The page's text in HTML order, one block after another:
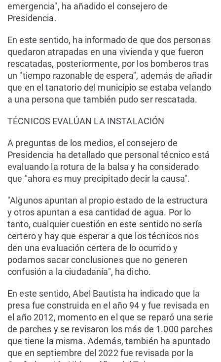
emergencia", ha añadido el consejero de
Presidencia.
En este sentido, ha informado de que dos personas
quedaron atrapadas en una vivienda y que fueron
rescatadas, posteriormente, por los bomberos tras
un "tiempo razonable de espera", además de añadir
que en el tanatorio del municipio se estaba velando
a una persona que también pudo ser rescatada.
TÉCNICOS EVALÚAN LA INSTALACIÓN
A preguntas de los medios, el consejero de
Presidencia ha detallado que personal técnico está
evaluando la rotura de la balsa y ha considerado
que "ahora es muy precipitado decir la causa".
"Algunos apuntan al propio estado de la estructura
y otros apuntan a esa cantidad de agua. Por lo
tanto, cualquier cuestión en este sentido no sería
certero y hay que esperar a que los técnicos nos
den una evaluación certera de lo ocurrido y
podamos sacar conclusiones que no generen
confusión a la ciudadanía", ha dicho.
En este sentido, Abel Bautista ha indicado que la
presa fue construida en el año 94 y fue revisada en
el año 2012, momento en el que se reparó una serie
de parches y se revisaron los más de 1.000 parches
que tiene la misma. Además, también ha apuntado
que en septiembre del 2022 fue revisada por la